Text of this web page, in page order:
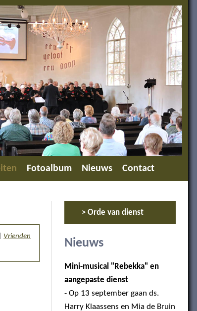
Fotoalbum Nieuws Contact
Vrienden
> Orde van dienst
Nieuws
Mini-musical "Rebekka" en
aangepaste dienst
- Op 13 september gaan ds.
Harry Klaassens en Mia de Bruin